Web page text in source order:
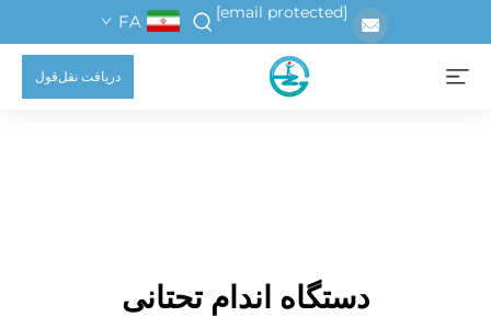
[email protected]
FA
دریافت نقل‌قول
دستگاه اندام تحتانی